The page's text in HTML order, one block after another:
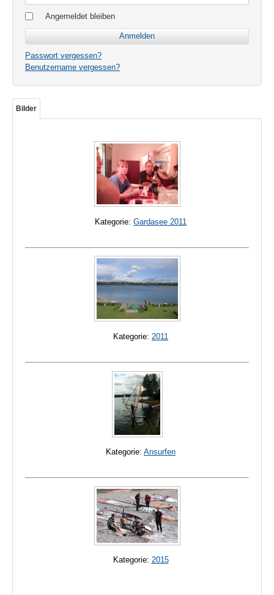
Angemeldet bleiben
Passwort vergessen?
Benutzername vergessen?
Bilder
Kategorie: Gardasee 2011
Kategorie: 2011
Kategorie: Ansurfen
Kategorie: 2015